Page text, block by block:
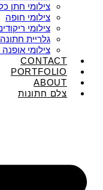
צילומי חתן
צילומי חופה
צילומי ריקודים
גלריית
צילומי אופנה
CONTACT
PORTFOLIO
ABOUT
צלם חתונות